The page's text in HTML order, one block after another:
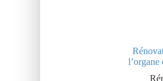
l’organe